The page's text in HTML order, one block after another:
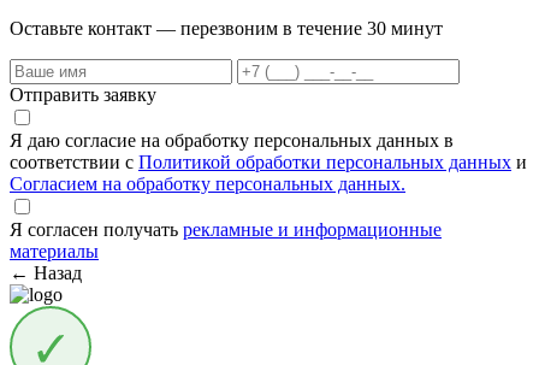
Оставьте контакт — перезвоним в течение 30 минут
Отправить заявку
Я даю согласие на обработку персональных данных в
соответствии с Политикой обработки персональных данных и
Согласием на обработку персональных данных.
Я согласен получать рекламные и информационные
материалы
← Назад